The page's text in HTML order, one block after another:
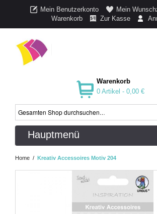
Mein Benutzerkonto Mein
Warenkorb
Zur Kasse
Warenkorb
0 Artikel - 0,00 €
Hauptmenü
Home / Kreativ Accessoires Motiv 204